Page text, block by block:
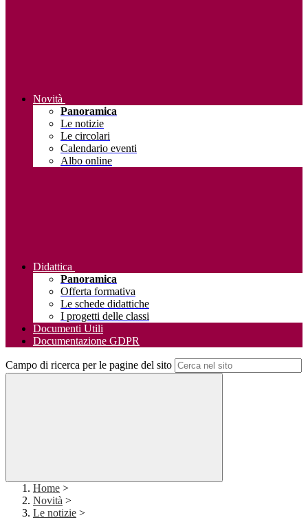
Novità
Panoramica
Le notizie
Le circolari
Calendario eventi
Albo online
Didattica
Panoramica
Offerta formativa
Le schede didattiche
I progetti delle classi
Documenti Utili
Documentazione GDPR
Campo di ricerca per le pagine del sito
Home >
Novità >
Le notizie >